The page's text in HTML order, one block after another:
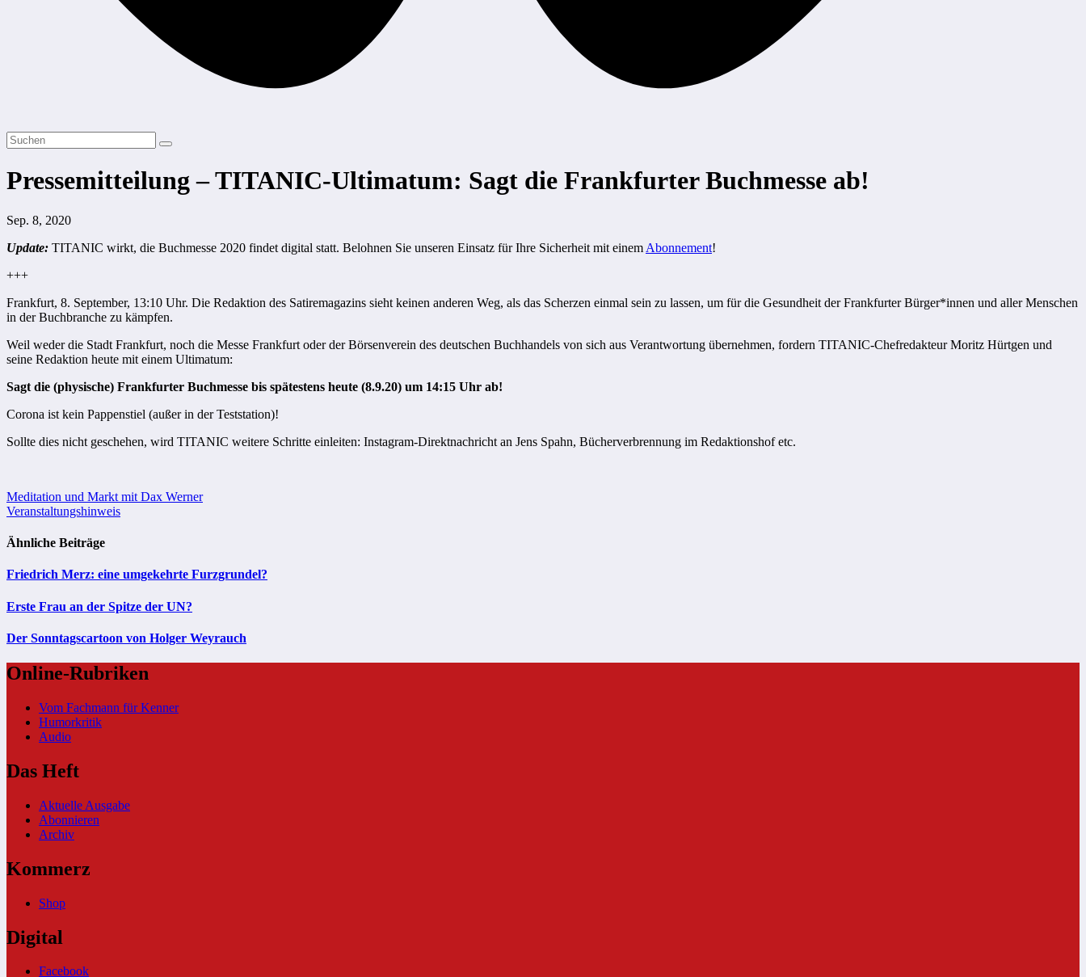
Pressemitteilung – TITANIC-Ultimatum: Sagt die Frankfurter Buchmesse ab!
Sep. 8, 2020
Update: TITANIC wirkt, die Buchmesse 2020 findet digital statt. Belohnen Sie unseren Einsatz für Ihre Sicherheit mit einem Abonnement!
+++
Frankfurt, 8. September, 13:10 Uhr. Die Redaktion des Satiremagazins sieht keinen anderen Weg, als das Scherzen einmal sein zu lassen, um für die Gesundheit der Frankfurter Bürger*innen und aller Menschen
in der Buchbranche zu kämpfen.
Weil weder die Stadt Frankfurt, noch die Messe Frankfurt oder der Börsenverein des deutschen Buchhandels von sich aus Verantwortung übernehmen, fordern TITANIC-Chefredakteur Moritz Hürtgen und
seine Redaktion heute mit einem Ultimatum:
Sagt die (physische) Frankfurter Buchmesse bis spätestens heute (8.9.20) um 14:15 Uhr ab!
Corona ist kein Pappenstiel (außer in der Teststation)!
Sollte dies nicht geschehen, wird TITANIC weitere Schritte einleiten: Instagram-Direktnachricht an Jens Spahn, Bücherverbrennung im Redaktionshof etc.
Beitragsnavigation
Meditation und Markt mit Dax Werner
Veranstaltungshinweis
Ähnliche Beiträge
Friedrich Merz: eine umgekehrte Furzgrundel?
Erste Frau an der Spitze der UN?
Der Sonntagscartoon von Holger Weyrauch
Online-Rubriken
Vom Fachmann für Kenner
Humorkritik
Audio
Das Heft
Aktuelle Ausgabe
Abonnieren
Archiv
Kommerz
Shop
Digital
Facebook